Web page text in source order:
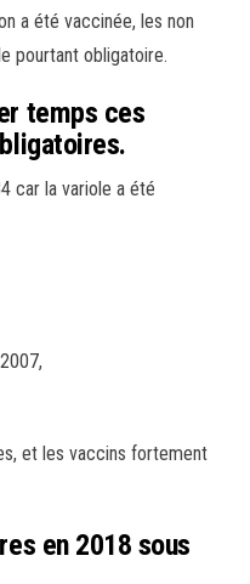
a été vaccinée, les non
pourtant obligatoire.
temps ces
car la variole a été
et les vaccins fortement
en 2018 sous